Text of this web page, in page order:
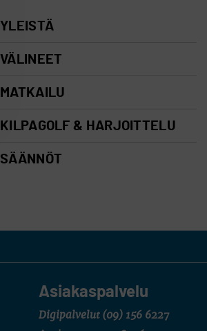
YLEISTÄ
VÄLINEET
MATKAILU
KILPAGOLF & HARJOITTELU
SÄÄNNÖT
Asiakaspalvelu
Digipalvelut (09) 156 6227